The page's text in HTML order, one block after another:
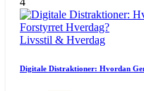
Livsstil & Hverdag
Digitale Distraktioner: Hvordan